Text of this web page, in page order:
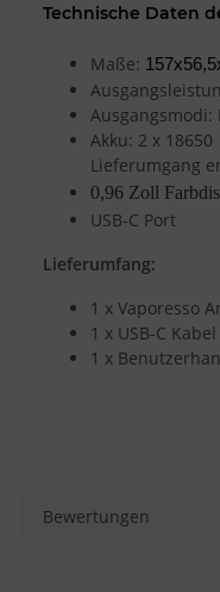
Technische Daten
Maße:
Ausgangsmodi:
Akku: 2 x
Lieferumgang
0,96 Zoll
USB-C Port
Lieferumfang:
1 x Vaporesso
1 x USB-C Kabel
1 x
Bewertungen